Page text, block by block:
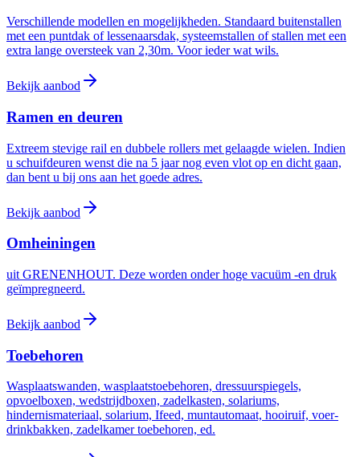
Verschillende modellen en mogelijkheden. Standaard buitenstallen
met een puntdak of lessenaarsdak, systeemstallen of stallen met een
extra lange oversteek van 2,30m. Voor ieder wat wils.
Bekijk aanbod
Ramen en deuren
Extreem stevige rail en dubbele rollers met gelaagde wielen. Indien
u schuifdeuren wenst die na 5 jaar nog even vlot op en dicht gaan,
dan bent u bij ons aan het goede adres.
Bekijk aanbod
Omheiningen
uit GRENENHOUT. Deze worden onder hoge vacuüm -en druk
geïmpregneerd.
Bekijk aanbod
Toebehoren
Wasplaatswanden, wasplaatstoebehoren, dressuurspiegels,
opvoelboxen, wedstrijdboxen, zadelkasten, solariums,
hindernismateriaal, solarium, Ifeed, muntautomaat, hooiruif, voer-
drinkbakken, zadelkamer toebehoren, ed.